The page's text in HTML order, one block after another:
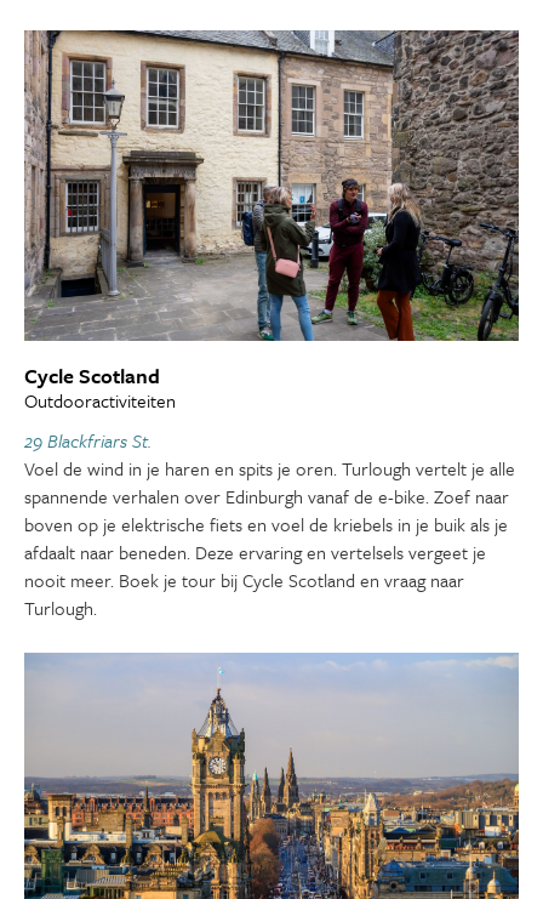
Cycle Scotland
Outdooractiviteiten
29 Blackfriars St.
Voel de wind in je haren en spits je oren. Turlough vertelt je alle
spannende verhalen over Edinburgh vanaf de e-bike. Zoef naar
boven op je elektrische fiets en voel de kriebels in je buik als je
afdaalt naar beneden. Deze ervaring en vertelsels vergeet je
nooit meer. Boek je tour bij Cycle Scotland en vraag naar
Turlough.